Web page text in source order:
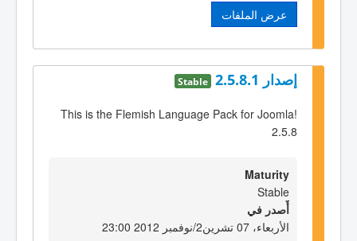
عرض الملفات
إصدار 2.5.8.1 Stable
This is the Flemish Language Pack for Joomla!
2.5.8
Maturity
Stable
أٌصدر في
الأربعاء، 07 تشرين2/نوفمبر 2012 23:00